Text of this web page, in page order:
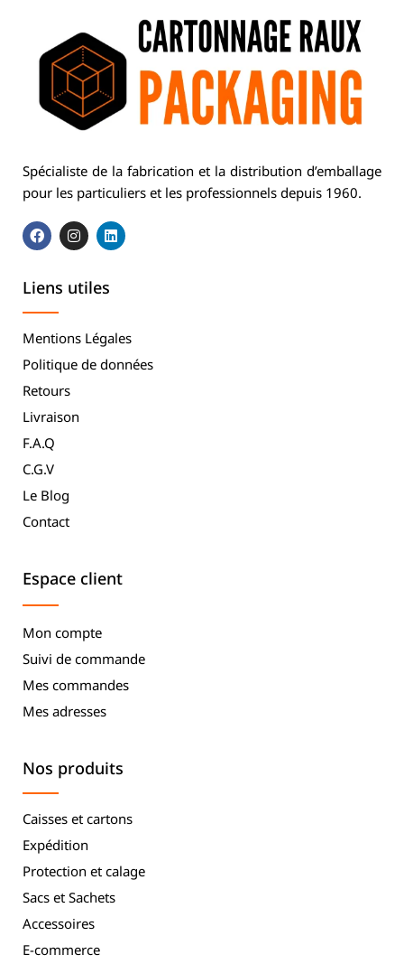
Spécialiste de la fabrication et la distribution d’emballage
pour les particuliers et les professionnels depuis 1960.
Liens utiles
Mentions Légales
Politique de données
Retours
Livraison
F.A.Q
C.G.V
Le Blog
Contact
Espace client
Mon compte
Suivi de commande
Mes commandes
Mes adresses
Nos produits
Caisses et cartons
Expédition
Protection et calage
Sacs et Sachets
Accessoires
E-commerce